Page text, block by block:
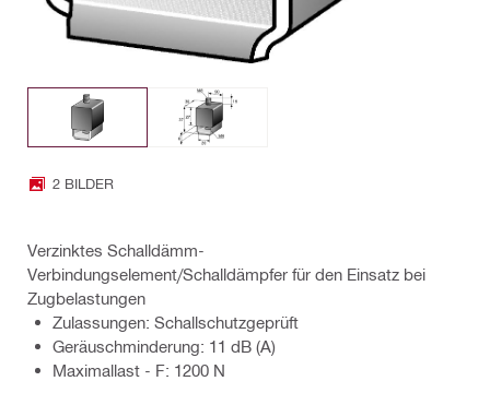
2 BILDER
Verzinktes Schalldämm-
Verbindungselement/Schalldämpfer für den Einsatz bei
Zugbelastungen
Zulassungen: Schallschutzgeprüft
Geräuschminderung: 11 dB (A)
Maximallast - F: 1200 N